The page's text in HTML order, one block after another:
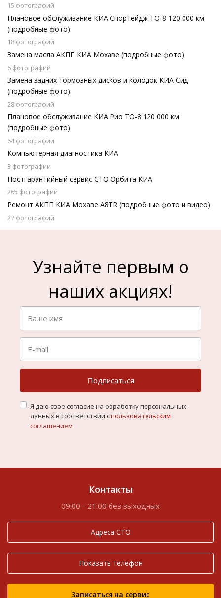
15 фотографий
Плановое обслуживание КИА Спортейдж ТО-8 120 000 км
(подробные фото)
18 фотографий
Замена масла АКПП КИА Мохаве (подробные фото)
6 фотографий
Замена задних тормозных дисков и колодок КИА Сид
(подробные фото)
28 фотографий
Плановое обслуживание КИА Рио ТО-8 120 000 км
(подробные фото)
64 фотографии
Компьютерная диагностика КИА
3 фотографии
Постгарантийный сервис СТО Орбита КИА
265 фотографий
Ремонт АКПП КИА Мохаве A8TR (подробные фото и видео)
27 фотографий
Узнайте первым о
наших акциях!
Подписаться
Я даю свое согласие на обработку персональных
данных в соответствии спользовательским
соглашением
Контакты
09:00 - 21:00 без выходных
Адреса СТО
Показать телефон
Записаться на сервис